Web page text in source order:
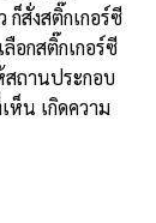
ก็สั่งสติ๊กเกอร์ซี
อกสติ๊กเกอร์ซี
สถานประกอบ
ห็น เกิดความ